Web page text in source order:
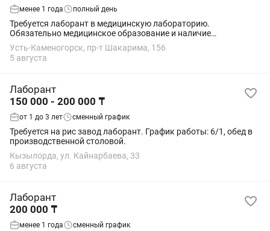
менее 1 года полный день
Требуется лаборант в медицинскую лабораторию.
Обязательно медицинское образование и наличие
действующего сертификата.
Усть-Каменогорск, пр-т Шакарима, 156
5 августа
Лаборант
150 000 - 200 000 ₸
от 1 до 3 лет сменный график
Требуется на рис завод лаборант. График работы: 6/1, обед в
производственной столовой.
Кызылорда, ул. Кайнарбаева, 33
6 августа
Лаборант
200 000 ₸
менее 1 года сменный график